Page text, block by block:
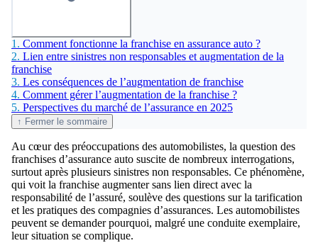
1. Comment fonctionne la franchise en assurance auto ?
2. Lien entre sinistres non responsables et augmentation de la
franchise
3. Les conséquences de l’augmentation de franchise
4. Comment gérer l’augmentation de la franchise ?
5. Perspectives du marché de l’assurance en 2025
↑ Fermer le sommaire
Au cœur des préoccupations des automobilistes, la question des
franchises d’assurance auto suscite de nombreux interrogations,
surtout après plusieurs sinistres non responsables. Ce phénomène,
qui voit la franchise augmenter sans lien direct avec la
responsabilité de l’assuré, soulève des questions sur la tarification
et les pratiques des compagnies d’assurances. Les automobilistes
peuvent se demander pourquoi, malgré une conduite exemplaire,
leur situation se complique.